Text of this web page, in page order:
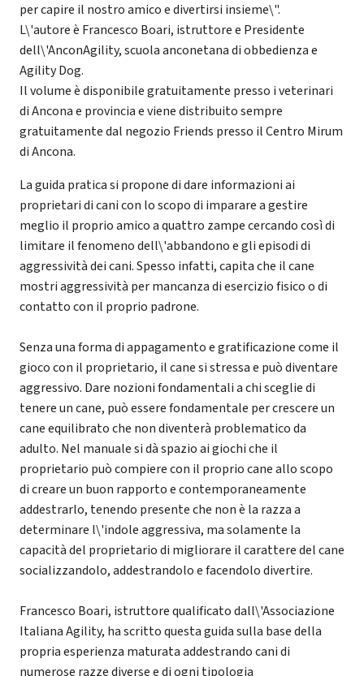
per capire il nostro amico e divertirsi insieme\".
L\'autore è Francesco Boari, istruttore e Presidente
dell\'AnconAgility, scuola anconetana di obbedienza e
Agility Dog.
Il volume è disponibile gratuitamente presso i veterinari
di Ancona e provincia e viene distribuito sempre
gratuitamente dal negozio Friends presso il Centro Mirum
di Ancona.
La guida pratica si propone di dare informazioni ai
proprietari di cani con lo scopo di imparare a gestire
meglio il proprio amico a quattro zampe cercando così di
limitare il fenomeno dell\'abbandono e gli episodi di
aggressività dei cani. Spesso infatti, capita che il cane
mostri aggressività per mancanza di esercizio fisico o di
contatto con il proprio padrone.
Senza una forma di appagamento e gratificazione come il
gioco con il proprietario, il cane si stressa e può diventare
aggressivo. Dare nozioni fondamentali a chi sceglie di
tenere un cane, può essere fondamentale per crescere un
cane equilibrato che non diventerà problematico da
adulto. Nel manuale si dà spazio ai giochi che il
proprietario può compiere con il proprio cane allo scopo
di creare un buon rapporto e contemporaneamente
addestrarlo, tenendo presente che non è la razza a
determinare l\'indole aggressiva, ma solamente la
capacità del proprietario di migliorare il carattere del cane
socializzandolo, addestrandolo e facendolo divertire.
Francesco Boari, istruttore qualificato dall\'Associazione
Italiana Agility, ha scritto questa guida sulla base della
propria esperienza maturata addestrando cani di
numerose razze diverse e di ogni tipologia